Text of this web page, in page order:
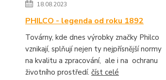
18.08.2023
PHILCO - legenda od roku 1892
Továrny, kde dnes výrobky značky Philco
vznikají, splňují nejen ty nejpřísnější normy
na kvalitu a zpracování, ale i na ochranu
životního prostředí. číst celé